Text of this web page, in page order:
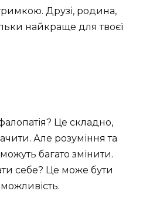
Друзі, родина,
найкраще для твоєї
Це складно,
Але розуміння та
багато змінити.
себе? Це може бути